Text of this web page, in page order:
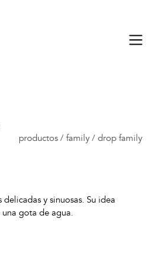
productos / family / drop family
y sinuosas. Su idea
gota de agua.